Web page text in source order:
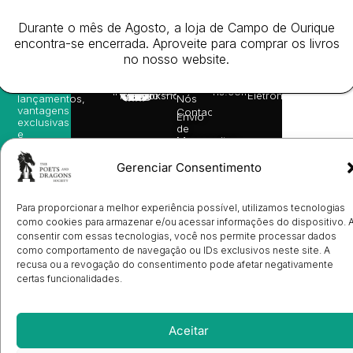
Gerenciar Consentimento
Para proporcionar a melhor experiência possível, utilizamos tecnologias
como cookies para armazenar e/ou acessar informações do dispositivo.
consentir com essas tecnologias, você nos permite processar dados
como comportamento de navegação ou IDs exclusivos neste site. A
recusa ou a revogação do consentimento pode afetar negativamente
certas funcionalidades.
Aceitar
info@poetsandragons.com
Infantil
Adulto
Bookshop
English
Autores
Eventos
Prémio
Nós
Contactos
Envio
de
Manuscritos
de
Ilustradores
Livrarias
Política
de
Cookies
Eletrónico
nossas
sugestões
de
lançamentos,
vantagens
exclusivas
e
diretamente
no seu
e-mail.
Subscrever
2026
Todos
os
Durante o mês de Agosto, a loja de Campo de Ourique
encontra-se encerrada. Aproveite para comprar os livros
no nosso website.